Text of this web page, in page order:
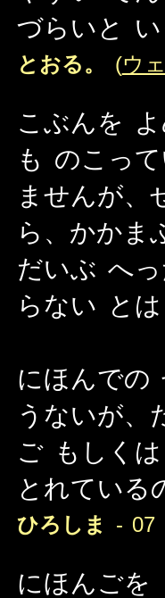
づらいと
とおる。 (ウ
こぶんを
も のこっ
ませんが、
ら、かかま
だいぶ へ
らない と
にほんでの
うないが、
ご もしく
とれている
ひろしま - 07
にほんご